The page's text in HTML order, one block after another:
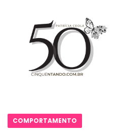
COMPORTAMENTO